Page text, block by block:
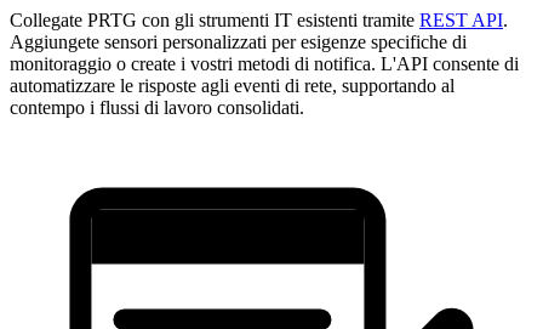
Collegate PRTG con gli strumenti IT esistenti tramite REST API.
Aggiungete sensori personalizzati per esigenze specifiche di
monitoraggio o create i vostri metodi di notifica. L'API consente di
automatizzare le risposte agli eventi di rete, supportando al
contempo i flussi di lavoro consolidati.